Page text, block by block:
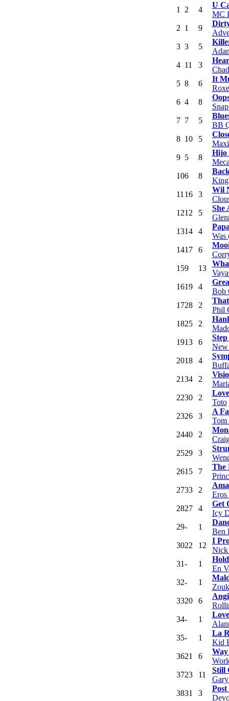
1 2 4
U
MC
2 1 9
3 3 5
4 11 3
5 8 6
It
6 4 8
7 7 5
BB
8 10 5
9 5 8
Hijo
106 8
King
11 16 3
Wil
1212 5
She
1314 4
Was
1417 6
159 13
1619 4
Bob
1728 2
Phil
1825 2
1913 6
2018 4
2134 2
2230 2
Toto
2326 3
A
Tom
2440 2
2529 3
2615 7
The
2733 2
Eros
2827 4
Get
Icy
29- 1
Ben
3022 12
I
Nick
31- 1
En
32- 1
3320 6
34- 1
35- 1
La
Kid
3621 6
3723 11
Still
3831 3